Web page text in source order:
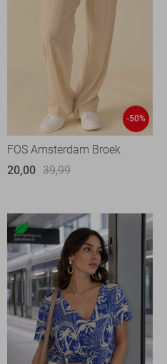
-50%
FOS Amsterdam Broek
20,00 39,99